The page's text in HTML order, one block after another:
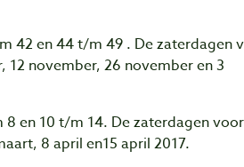
42 en 44 t/m 49 . De zaterdagen
12 november, 26 november en 3
en 10 t/m 14. De zaterdagen
8 april en15 april 2017.